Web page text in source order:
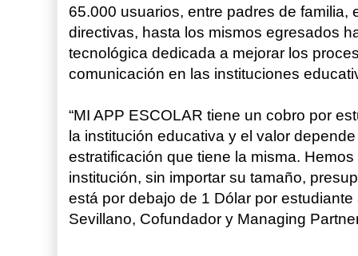
65.000 usuarios, entre padres de familia,
directivas, hasta los mismos egresados
tecnológica dedicada a mejorar los
comunicación en las instituciones
“MI APP ESCOLAR tiene un cobro por
la institución educativa y el valor
estratificación que tiene la misma.
institución, sin importar su tamaño,
está por debajo de 1 Dólar por
Sevillano, Cofundador y Managing